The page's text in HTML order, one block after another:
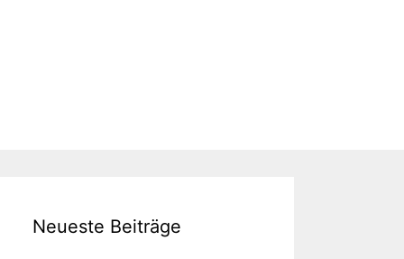
Neueste Beiträge